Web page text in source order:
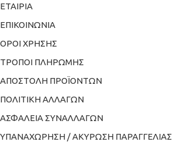
ΕΤΑΙΡΙΑ
ΕΠΙΚΟΙΝΩΝΙΑ
ΟΡΟΙ ΧΡΗΣΗΣ
ΤΡΟΠΟΙ ΠΛΗΡΩΜΗΣ
ΑΠΟΣΤΟΛΗ ΠΡΟΪΟΝΤΩΝ
ΠΟΛΙΤΙΚΗ ΑΛΛΑΓΩΝ
ΑΣΦΑΛΕΙΑ ΣΥΝΑΛΛΑΓΩΝ
ΥΠΑΝΑΧΩΡΗΣΗ / ΑΚΥΡΩΣΗ ΠΑΡΑΓΓΕΛΙΑΣ